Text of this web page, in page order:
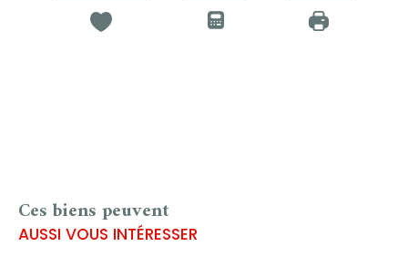
Ces biens peuvent
AUSSI VOUS INTÉRESSER